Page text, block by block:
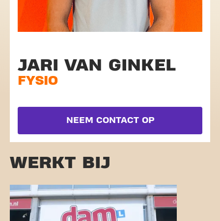
JARI VAN GINKEL
FYSIO
NEEM CONTACT OP
WERKT BIJ